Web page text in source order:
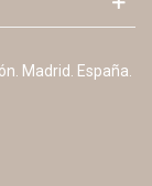
Madrid. España.